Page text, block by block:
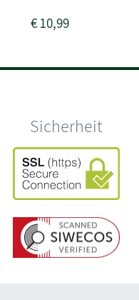
€10,99
Sicherheit